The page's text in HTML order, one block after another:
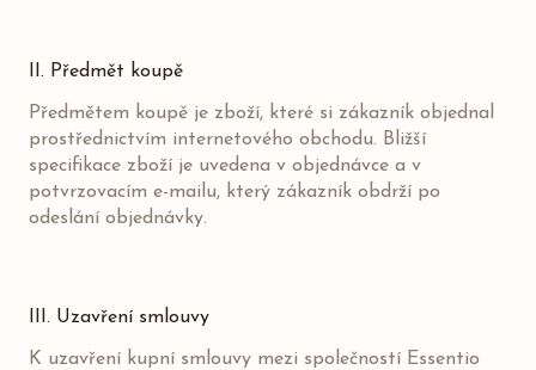
II. Předmět koupě
Předmětem koupě je zboží, které si zákazník objednal
prostřednictvím internetového obchodu. Bližší
specifikace zboží je uvedena v objednávce a v
potvrzovacím e-mailu, který zákazník obdrží po
odeslání objednávky.
III. Uzavření smlouvy
K uzavření kupní smlouvy mezi společností Essentio